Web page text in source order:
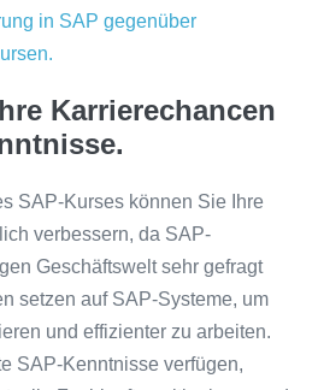
in SAP gegenüber
Karrierechancen
SAP-Kurses können Sie Ihre
verbessern, da SAP-
Geschäftswelt sehr gefragt
setzen auf SAP-Systeme, um
und effizienter zu arbeiten.
SAP-Kenntnisse verfügen,